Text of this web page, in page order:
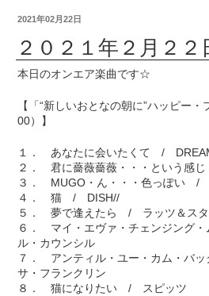
2021年02月22日
２０２１年２月２２
本日のオンエア楽曲です☆
【「“新しいおとなの朝に”ハッピー
00）】
１． あなたに会いたくて /
２． 君に薔薇薔薇・・・という感
３． MUGO・ん・・・色っぽい /
４． 猫 / DISH//
５． 夢で逢えたら / ラッツ＆スタ
６． マイ・エヴァ・チェンジング
ル・カウンシル
７． アンティル・ユー・カム・バ
サ・フランクリン
８． 猫になりたい / スピッツ